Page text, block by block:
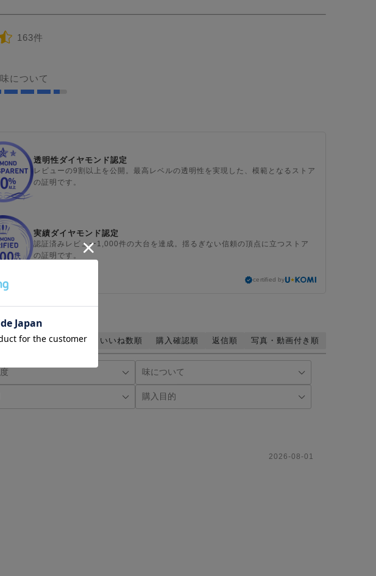
163件
味について
透明性ダイヤモンド認定
レビューの9割以上を公開。最高レベルの透明性を実現した、模範となるストア
の証明です。
実績ダイヤモンド認定
認証済みレビュー1,000件の大台を達成。揺るぎない信頼の頂点に立つストア
の証明です。
certified by
日付順 ↓ 評価順 いいね数順 購入確認順 返信順 写真・動画付き順
2026-08-01